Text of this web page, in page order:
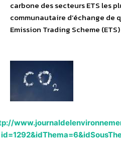
carbone des secteurs ETS les
communautaire d’échange de
Emission Trading Scheme (ETS)